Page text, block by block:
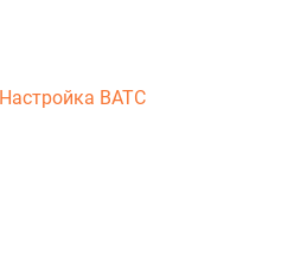
Настройка ВАТС